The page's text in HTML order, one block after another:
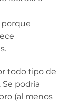
porque
todo tipo de
podría
(al menos